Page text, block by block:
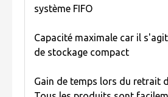
système FIFO
Capacité maximale car il
de stockage compact
Gain de temps lors du retrait